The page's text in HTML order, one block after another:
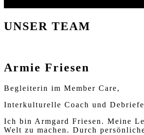
UNSER TEAM
Armie Friesen
Begleiterin im Member Care,
Interkulturelle Coach und
Ich bin Armgard Friesen. Meine
Welt zu machen. Durch